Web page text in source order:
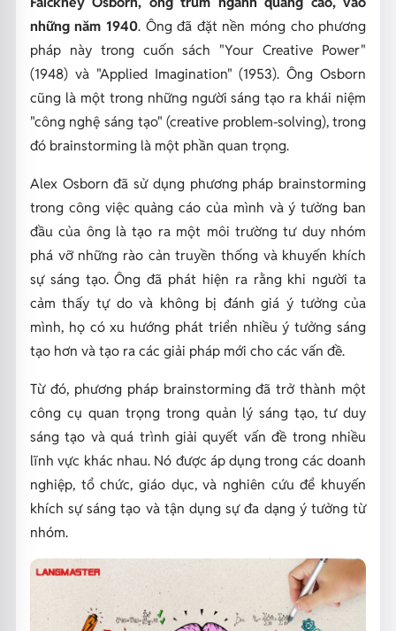
những năm 1940. Ông đã đặt nền móng cho phương
pháp này trong cuốn sách "Your Creative Power"
(1948) và "Applied Imagination" (1953). Ông Osborn
cũng là một trong những người sáng tạo ra khái niệm
"công nghệ sáng tạo" (creative problem-solving), trong
đó brainstorming là một phần quan trọng.
Alex Osborn đã sử dụng phương pháp brainstorming
trong công việc quảng cáo của mình và ý tưởng ban
đầu của ông là tạo ra một môi trường tư duy nhóm
phá vỡ những rào cản truyền thống và khuyến khích
sự sáng tạo. Ông đã phát hiện ra rằng khi người ta
cảm thấy tự do và không bị đánh giá ý tưởng của
mình, họ có xu hướng phát triển nhiều ý tưởng sáng
tạo hơn và tạo ra các giải pháp mới cho các vấn đề.
Từ đó, phương pháp brainstorming đã trở thành một
công cụ quan trọng trong quản lý sáng tạo, tư duy
sáng tạo và quá trình giải quyết vấn đề trong nhiều
lĩnh vực khác nhau. Nó được áp dụng trong các doanh
nghiệp, tổ chức, giáo dục, và nghiên cứu để khuyến
khích sự sáng tạo và tận dụng sự đa dạng ý tưởng từ
nhóm.